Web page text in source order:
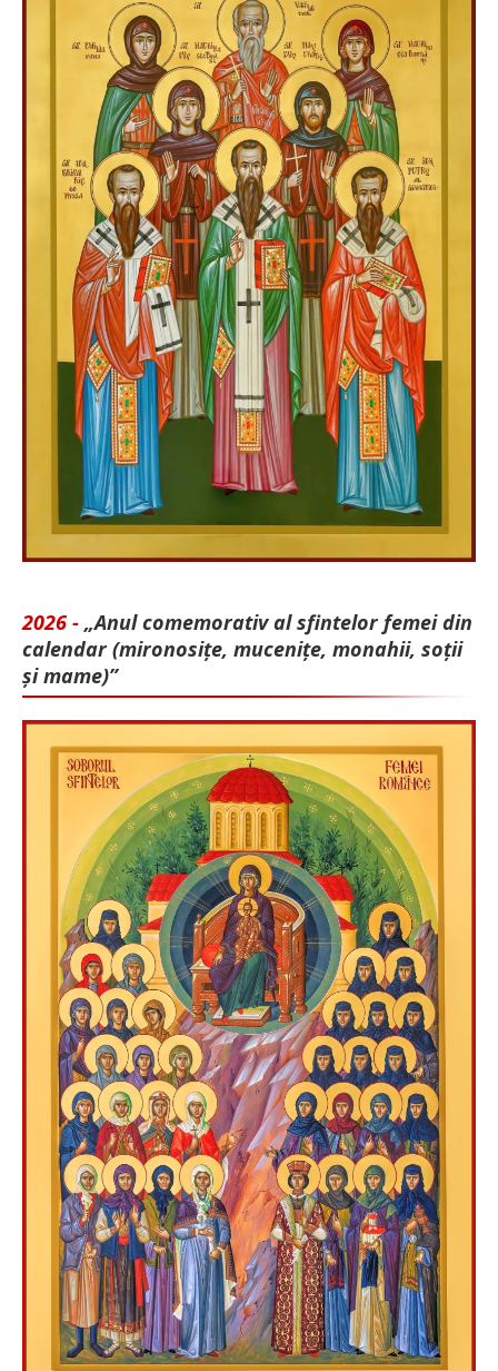
2026 - „Anul comemorativ al sfintelor femei din
calendar (mironosițe, mu­cenițe, monahii, soții
și mame)”